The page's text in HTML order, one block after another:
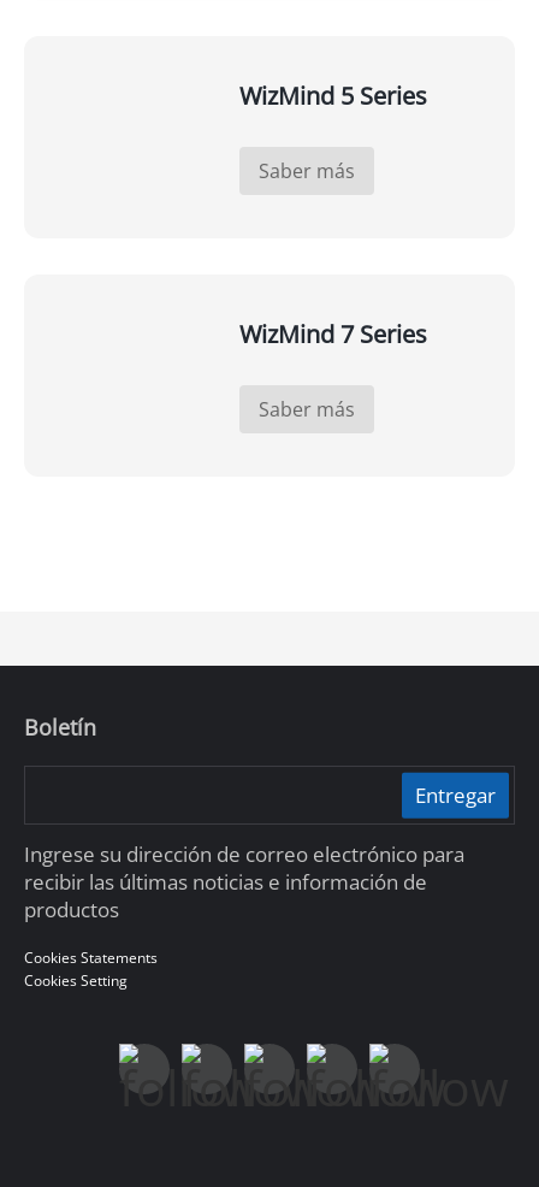
WizMind 5 Series
Saber más
WizMind 7 Series
Saber más
Boletín
Entregar
Ingrese su dirección de correo electrónico para
recibir las últimas noticias e información de
productos
Cookies Statements
Cookies Setting